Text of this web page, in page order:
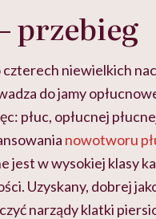
przebieg
niewielkich
do jamy
płuc, opłucnej
nowotworu
jest w wysokiej klasy
Uzyskany, dobrej
narządy klatki